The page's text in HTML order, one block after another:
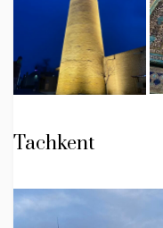
Tachkent